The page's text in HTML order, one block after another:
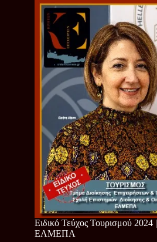
Ειδικό Τεύχος Τουρισμού 2024 |
ΕΛΜΕΠΑ